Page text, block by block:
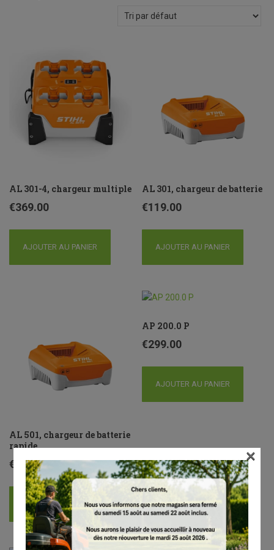
AL 301-4, chargeur multiple
€369.00
AJOUTER AU PANIER
AL 301, chargeur de batterie
€119.00
AJOUTER AU PANIER
AL 501, chargeur de batterie
rapide
€ 179.00
AJOUTER AU PANIER
AP 200.0 P
€299.00
AJOUTER AU PANIER
×